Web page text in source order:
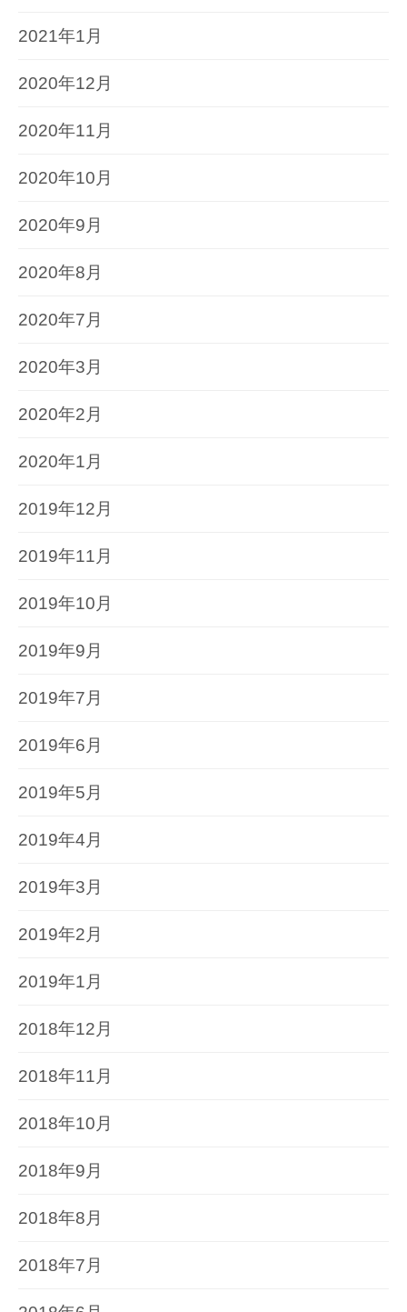
2021年1月
2020年12月
2020年11月
2020年10月
2020年9月
2020年8月
2020年7月
2020年3月
2020年2月
2020年1月
2019年12月
2019年11月
2019年10月
2019年9月
2019年7月
2019年6月
2019年5月
2019年4月
2019年3月
2019年2月
2019年1月
2018年12月
2018年11月
2018年10月
2018年9月
2018年8月
2018年7月